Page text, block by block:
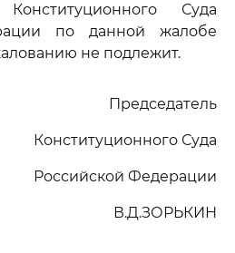
Суда
по данной жалобе
не подлежит.
Председатель
Конституционного Суда
Российской Федерации
В.Д.ЗОРЬКИН